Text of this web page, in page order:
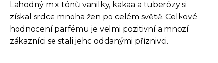
Lahodný mix tónů vanilky, kakaa a tuberózy si
získal srdce mnoha žen po celém světě. Celkové
hodnocení parfému je velmi pozitivní a mnozí
zákazníci se stali jeho oddanými příznivci.